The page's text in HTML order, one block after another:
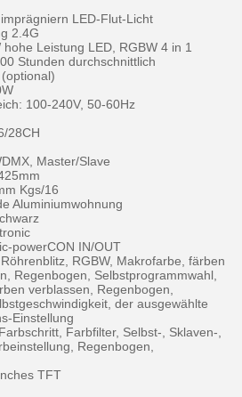
LED-Flut-Licht
2.4G
Leistung LED, RGBW 4 in 1
Stunden durchschnittlich
100-240V, 50-60Hz
28CH
Master/Slave
Kgs/16
Aluminiumwohnung
powerCON IN/OUT
RGBW, Makrofarbe, färben
Regenbogen, Selbstprogrammwahl,
verblassen, Regenbogen,
der ausgewählte
Einstellung
Farbfilter, Selbst-, Sklaven-,
Regenbogen,
TFT